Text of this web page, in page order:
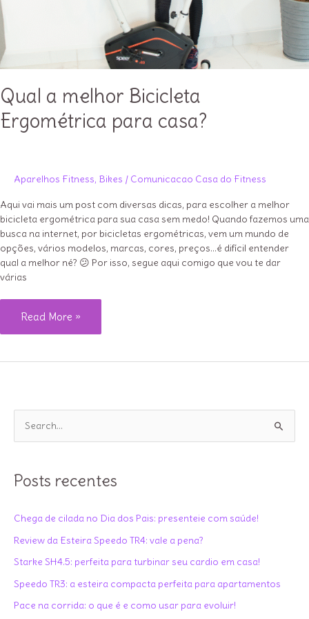
Qual a melhor Bicicleta
Ergométrica para casa?
Aparelhos Fitness, Bikes / Comunicacao Casa do Fitness
Aqui vai mais um post com diversas dicas, para escolher a melhor
bicicleta ergométrica para sua casa sem medo! Quando fazemos uma
busca na internet, por bicicletas ergométricas, vem um mundo de
opções, vários modelos, marcas, cores, preços…é difícil entender
qual a melhor né? 😕 Por isso, segue aqui comigo que vou te dar
várias
Qual
a
para
casa?
Read More »
q
i
s
o
Posts recentes
Chega de cilada no Dia dos Pais: presenteie com saúde!
Review da Esteira Speedo TR4: vale a pena?
Starke SH4.5: perfeita para turbinar seu cardio em casa!
Speedo TR3: a esteira compacta perfeita para apartamentos
Pace na corrida: o que é e como usar para evoluir!